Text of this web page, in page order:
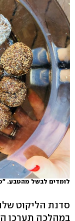
לומדים לבשל מהטבע.
סדנת הליקוט
במהלכה תערכו